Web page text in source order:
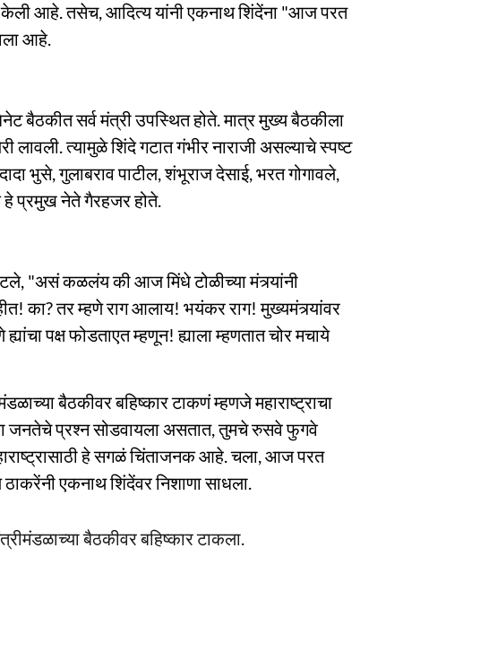
केली आहे. तसेच, आदित्य यांनी एकनाथ शिंदेंना "आज परत
आहे.
बैठकीत सर्व मंत्री उपस्थित होते. मात्र मुख्य बैठकीला
लावली. त्यामुळे शिंदे गटात गंभीर नाराजी असल्याचे स्पष्ट
भुसे, गुलाबराव पाटील, शंभूराज देसाई, भरत गोगावले,
प्रमुख नेते गैरहजर होते.
"असं कळलंय की आज मिंधे टोळीच्या मंत्र्यांनी
का? तर म्हणे राग आलाय! भयंकर राग! मुख्यमंत्र्यांवर
पक्ष फोडताएत म्हणून! ह्याला म्हणतात चोर मचाये
बैठकीवर बहिष्कार टाकणं म्हणजे महाराष्ट्राचा
प्रश्न सोडवायला असतात, तुमचे रुसवे फुगवे
हे सगळं चिंताजनक आहे. चला, आज परत
एकनाथ शिंदेंवर निशाणा साधला.
बैठकीवर बहिष्कार टाकला.